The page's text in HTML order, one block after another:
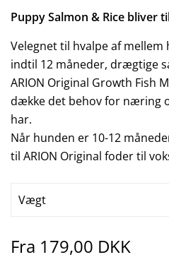
Puppy Salmon & Rice bliver
Velegnet til hvalpe af mellem
indtil 12 måneder, drægtige
ARION Original Growth Fish
dække det behov for næring
har.
Når hunden er 10-12
til ARION Original foder til
Vægt
Fra 179,00 DKK